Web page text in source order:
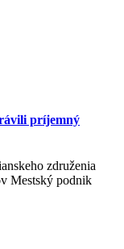
príjemný
združenia
Mestský podnik